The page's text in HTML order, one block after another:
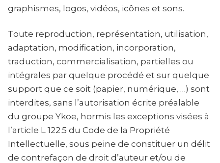
graphismes, logos, vidéos, icônes et sons.
Toute reproduction, représentation, utilisation,
adaptation, modification, incorporation,
traduction, commercialisation, partielles ou
intégrales par quelque procédé et sur quelque
support que ce soit (papier, numérique, …) sont
interdites, sans l’autorisation écrite préalable
du groupe Ykoe, hormis les exceptions visées à
l’article L 122.5 du Code de la Propriété
Intellectuelle, sous peine de constituer un délit
de contrefaçon de droit d’auteur et/ou de